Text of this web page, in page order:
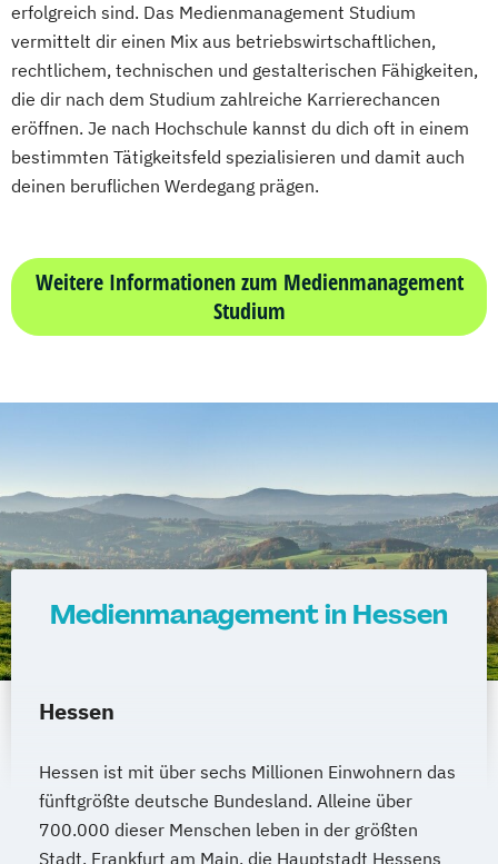
erfolgreich sind. Das Medienmanagement Studium
vermittelt dir einen Mix aus betriebswirtschaftlichen,
rechtlichem, technischen und gestalterischen Fähigkeiten,
die dir nach dem Studium zahlreiche Karrierechancen
eröffnen. Je nach Hochschule kannst du dich oft in einem
bestimmten Tätigkeitsfeld spezialisieren und damit auch
deinen beruflichen Werdegang prägen.
Weitere Informationen zum Medienmanagement
Studium
Medienmanagement in Hessen
Hessen
Hessen ist mit über sechs Millionen Einwohnern das
fünftgrößte deutsche Bundesland. Alleine über
700.000 dieser Menschen leben in der größten
Stadt, Frankfurt am Main, die Hauptstadt Hessens